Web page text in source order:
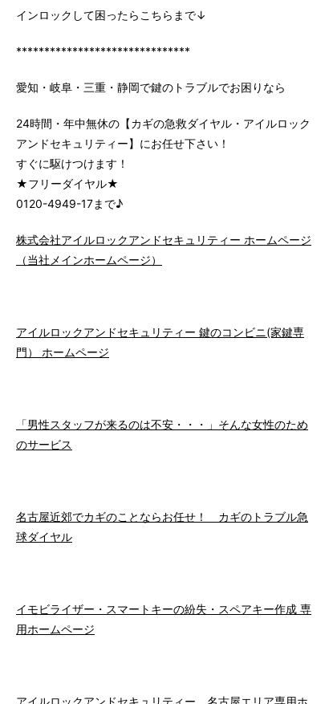
インロックして困ったらこちらまで↓
*******************************
愛知・岐阜・三重・静岡で鍵のトラブルでお困りなら
24時間・年中無休の【カギの急救ダイヤル・アイルロック
アンドセキュリティー】にお任せ下さい！
すぐに駆けつけます！
★フリーダイヤル★
0120-4949-17まで♪
株式会社アイルロックアンドセキュリティー ホームページ
（当社メインホームページ）
アイルロックアンドセキュリティー 鍵のコンビニ(家鍵専
門） ホームページ
「男性スタッフが来るのは不安・・・」そんな女性のため
のサービス
名古屋近郊でカギのことならお任せ！ カギのトラブル急
球ダイヤル
イモビライザー・スマートキーの紛失・スペアキー作成 専
用ホームページ
アイルロックアンドセキュリティー 名古屋エリア専用ホ